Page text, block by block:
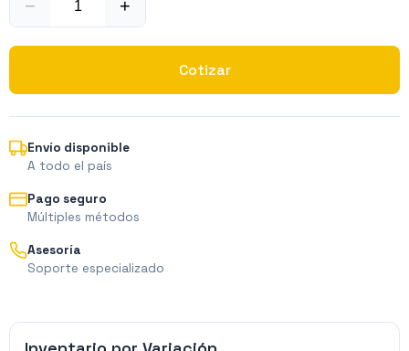
− +
Cotizar
Envío disponible
A todo el país
Pago seguro
Múltiples métodos
Asesoría
Soporte especializado